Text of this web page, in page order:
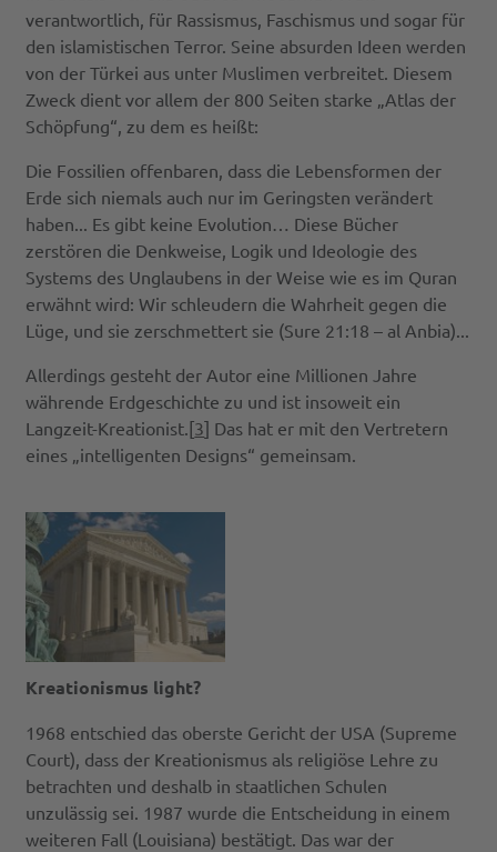
verantwortlich, für Rassismus, Faschismus und sogar für
den islamistischen Terror. Seine absurden Ideen werden
von der Türkei aus unter Muslimen verbreitet. Diesem
Zweck dient vor allem der 800 Seiten starke „Atlas der
Schöpfung“, zu dem es heißt:
Die Fossilien offenbaren, dass die Lebensformen der
Erde sich niemals auch nur im Geringsten verändert
haben... Es gibt keine Evolution… Diese Bücher
zerstören die Denkweise, Logik und Ideologie des
Systems des Unglaubens in der Weise wie es im Quran
erwähnt wird: Wir schleudern die Wahrheit gegen die
Lüge, und sie zerschmettert sie (Sure 21:18 – al Anbia)...
Allerdings gesteht der Autor eine Millionen Jahre
währende Erdgeschichte zu und ist insoweit ein
Langzeit-Kreationist.[3] Das hat er mit den Vertretern
eines „intelligenten Designs“ gemeinsam.
Kreationismus light?
1968 entschied das oberste Gericht der USA (Supreme
Court), dass der Kreationismus als religiöse Lehre zu
betrachten und deshalb in staatlichen Schulen
unzulässig sei. 1987 wurde die Entscheidung in einem
weiteren Fall (Louisiana) bestätigt. Das war der